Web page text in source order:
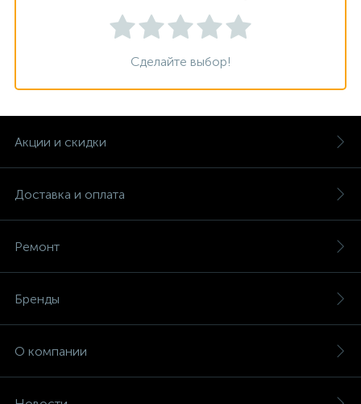
Сделайте выбор!
Акции и скидки
Доставка и оплата
Ремонт
Бренды
О компании